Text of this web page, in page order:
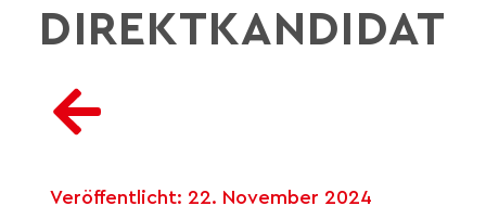
DIREKTKANDIDAT
Veröffentlicht: 22. November 2024